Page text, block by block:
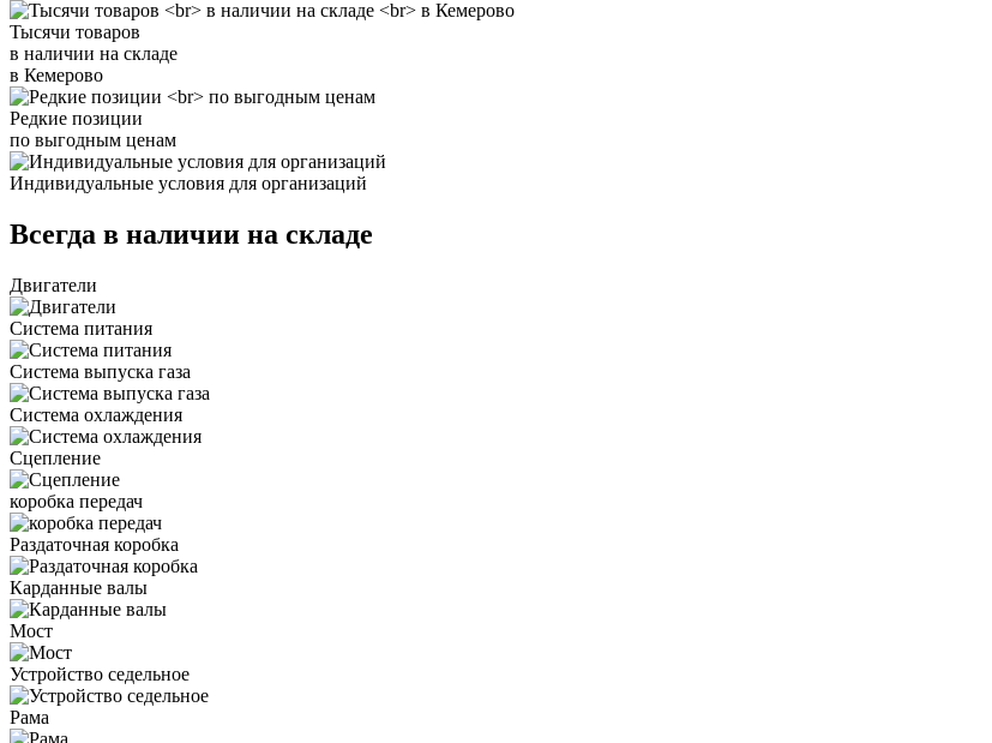
Тысячи товаров
в наличии на складе
в Кемерово
Редкие позиции
по выгодным ценам
Индивидуальные условия для организаций
Всегда в наличии на складе
Двигатели
Система питания
Система выпуска газа
Система охлаждения
Сцепление
коробка передач
Раздаточная коробка
Карданные валы
Мост
Устройство седельное
Рама